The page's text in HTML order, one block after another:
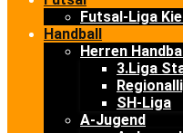
Futsal-Liga
Handball
Herren
3.Liga
SH-Liga
A-Jugend